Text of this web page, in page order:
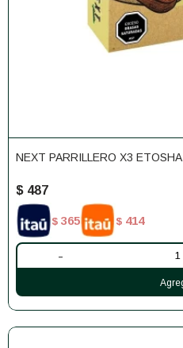
NEXT PARRILLERO X3 ETOSHA
$ 487
$ 365 $ 414
-